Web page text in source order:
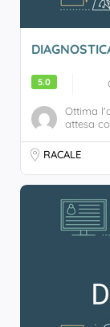
5.0
Ottima
attesa
RACALE